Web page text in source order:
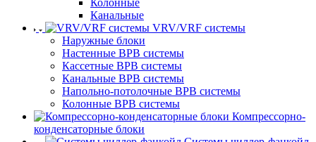
Колонные
Канальные
VRV/VRF системы
Наружные блоки
Настенные ВРВ системы
Кассетные ВРВ системы
Канальные ВРВ системы
Напольно-потолочные ВРВ системы
Колонные ВРВ системы
Компрессорно-
конденсаторные блоки